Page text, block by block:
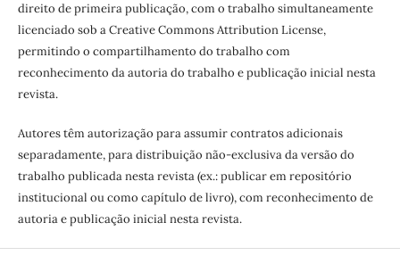
direito de primeira publicação, com o trabalho simultaneamente
licenciado sob a Creative Commons Attribution License,
permitindo o compartilhamento do trabalho com
reconhecimento da autoria do trabalho e publicação inicial nesta
revista.
Autores têm autorização para assumir contratos adicionais
separadamente, para distribuição não-exclusiva da versão do
trabalho publicada nesta revista (ex.: publicar em repositório
institucional ou como capítulo de livro), com reconhecimento de
autoria e publicação inicial nesta revista.